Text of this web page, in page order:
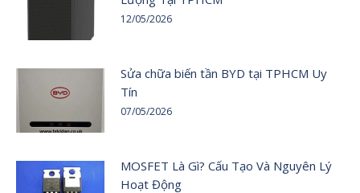
12/05/2026
Sửa chữa biến tần BYD tại TPHCM Uy
Tín
07/05/2026
MOSFET Là Gì? Cấu Tạo Và Nguyên Lý
Hoạt Động